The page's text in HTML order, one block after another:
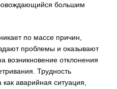
большим
по массе причин,
проблемы и оказывают
возникновение отклонения
Трудность
аварийная ситуация,